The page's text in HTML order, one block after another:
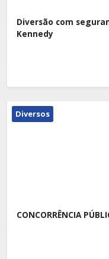
Diversão com
Kennedy
Diversos
CONCORRÊNCIA